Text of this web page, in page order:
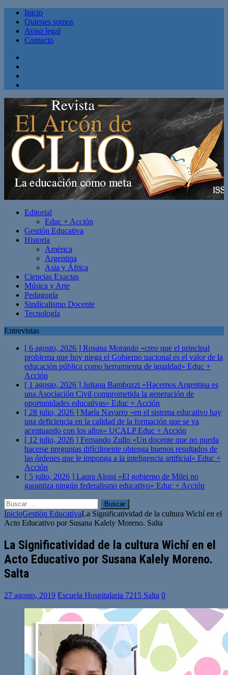
Inicio
Quienes somos
Aviso legal
Contacto
Editorial
Educ + Acción
Gestión Educativa
Historia
América
Argentina
Asia y África
Ciencias Exactas
Música y Arte
Pedagogía
Sindicalismo Docente
Tecnología
Entrevistas
[ 6 agosto, 2026 ] Rosana Morando «creo que el principal
problema que hoy niega el Gobierno nacional es el valor de la
educación pública como herramienta de igualdad» Educ +
Acción
[ 1 agosto, 2026 ] Juliana Bambozzi «Hacemos Argentina es
una Asociación Civil comprometida la generación de
oportunidades educativas» Educ + Acción
[ 28 julio, 2026 ] María Navarro «en el sistema educativo hay
una deficiencia en la calidad de la formación que se va
acentuando con los años» UCALPEduc + Acción
[ 12 julio, 2026 ] Fernando Zullo «Un docente que no pueda
hacerse preguntas difícilmente obtenga buenos resultados de
las órdenes que le imponga a la inteligencia artificial» Educ +
Acción
[ 5 julio, 2026 ] Laura Aloisi «El gobierno de Milei no
garantiza ningún federalismo educativo» Educ + Acción
Buscar:
InicioGestión EducativaLa Significatividad de la cultura Wichí en el
Acto Educativo por Susana Kalely Moreno. Salta
La Significatividad de la cultura Wichí en el
Acto Educativo por Susana Kalely Moreno.
Salta
27 agosto, 2019 Escuela Hospitalaria 7215 Salta 0